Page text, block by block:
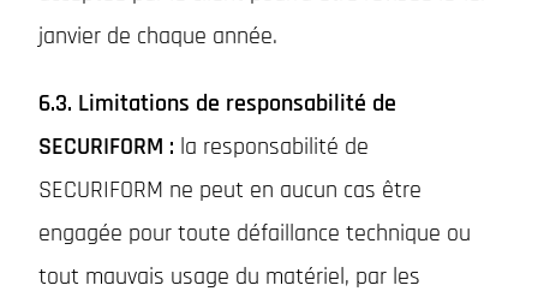
janvier de chaque année.
6.3. Limitations de responsabilité de
SECURIFORM : la responsabilité de
SECURIFORM ne peut en aucun cas être
engagée pour toute défaillance technique ou
tout mauvais usage du matériel, par les